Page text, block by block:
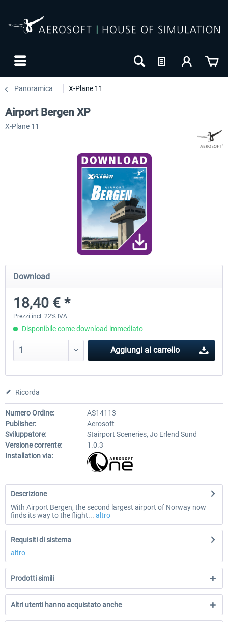
Panoramica X-Plane 11
Traffic Global for X-Plane 12/11
(Windows)
45,70 € *
Airport Stuttgart XP
Airport Bergen XP
X-Plane 11
Download
18,40 € *
Prezzi incl. 22% IVA
Disponibile come download immediato
Aggiungi al carrello
Ricorda
Numero Ordine:
AS14113
Publisher:
Aerosoft
Sviluppatore:
Stairport Sceneries, Jo Erlend Sund
Versione corrente:
1.0.3
Installation via:
Descrizione
With Airport Bergen, the second largest airport of Norway now
finds its way to the flight... altro
Requisiti di sistema
altro
Prodotti simili
Altri utenti hanno acquistato anche